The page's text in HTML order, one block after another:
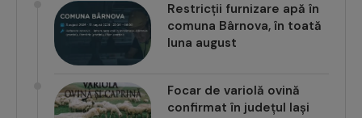
Restricții furnizare apă în
comuna Bârnova, în toată
luna august
Focar de variolă ovină
confirmat în județul Iași